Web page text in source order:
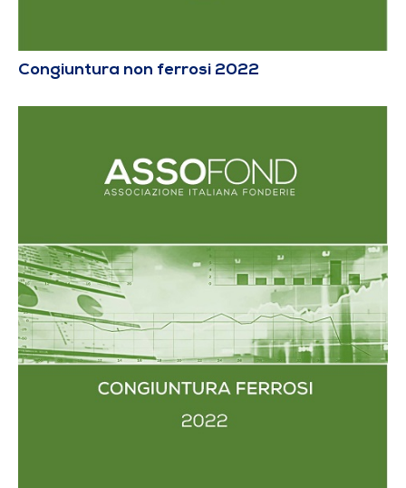
Congiuntura non ferrosi 2022